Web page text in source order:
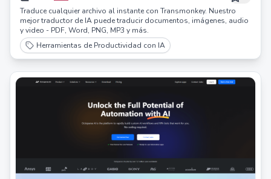
Traduce cualquier archivo al instante con Transmonkey. Nuestro
mejor traductor de IA puede traducir documentos, imágenes, audio
y video - PDF, Word, PNG, MP3 y más.
Herramientas de Productividad con IA